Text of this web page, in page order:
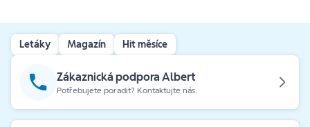
Letáky Magazín Hit měsíce
Zákaznická podpora Albert
Potřebujete poradit? Kontaktujte nás.